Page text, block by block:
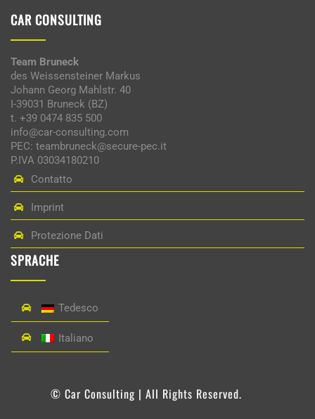
CAR CONSULTING
Team Bruneck
des Weissensteiner Markus
Johann Georg Mahlstr. 40
I-39031 Bruneck (BZ)
t. +39 0474 835 500
info@car-consulting.com
PEC: teambruneck@secure-pec.it
P.IVA 03034180210
Contatto
Imprint
Protezione Dati
SPRACHE
Tedesco
Italiano
© Car Consulting | All Rights Reserved.